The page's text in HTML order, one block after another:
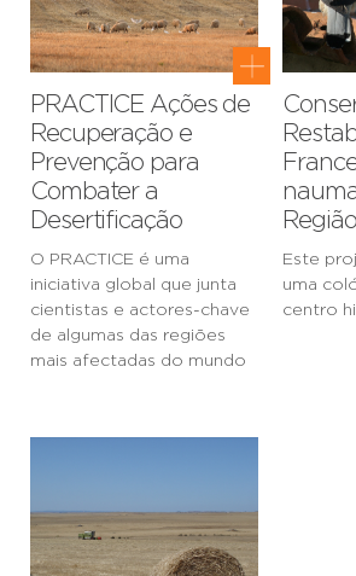
PRACTICE Ações de
Recuperação e
Prevenção para
Combater a
Desertificação
O PRACTICE é uma
iniciativa global que junta
cientistas e actores-chave
de algumas das regiões
mais afectadas do mundo
Este
uma
centro